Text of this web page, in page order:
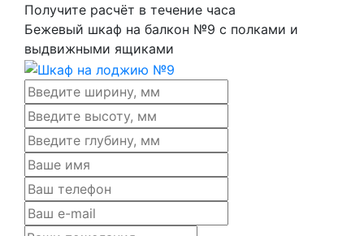
Получите расчёт в течение часа
Бежевый шкаф на балкон №9 с полками и
выдвижными ящиками